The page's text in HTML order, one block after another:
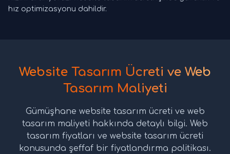
hız optimizasyonu dahildir.
Website Tasarım Ücreti ve Web
Tasarım Maliyeti
Gümüşhane website tasarım ücreti ve web
tasarım maliyeti hakkında detaylı bilgi. Web
tasarım fiyatları ve website tasarım ücreti
konusunda şeffaf bir fiyatlandırma politikası.